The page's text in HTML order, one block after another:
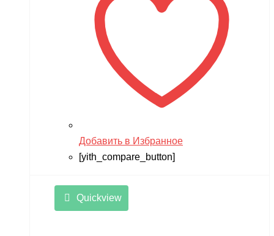
Добавить в Избранное
[yith_compare_button]
Quickview